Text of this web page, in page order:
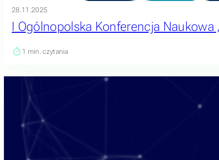
28.11.2025
I Ogólnopolska Konferencja
1 min. czytania